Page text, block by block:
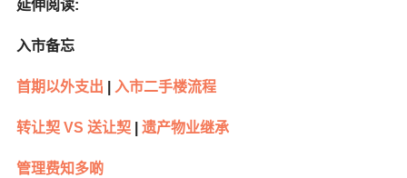
延伸阅读:
入市备忘
首期以外支出 入市二手楼流程
转让契VS 送让契 遗产物业继承
管理费知多啲